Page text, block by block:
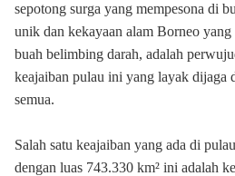
sepotong surga yang mempesona di
unik dan kekayaan alam Borneo
buah belimbing darah, adalah
keajaiban pulau ini yang layak dijaga
semua.
Salah satu keajaiban yang ada di
dengan luas 743.330 km² ini adalah